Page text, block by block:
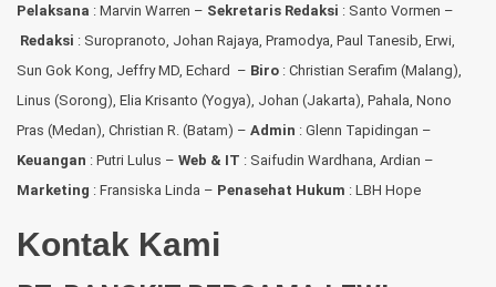
Pelaksana : Marvin Warren – Sekretaris Redaksi : Santo Vormen –
Redaksi : Suropranoto, Johan Rajaya, Pramodya, Paul Tanesib, Erwi,
Sun Gok Kong, Jeffry MD, Echard – Biro : Christian Serafim (Malang),
Linus (Sorong), Elia Krisanto (Yogya), Johan (Jakarta), Pahala, Nono
Pras (Medan), Christian R. (Batam) – Admin : Glenn Tapidingan –
Keuangan : Putri Lulus – Web & IT : Saifudin Wardhana, Ardian –
Marketing : Fransiska Linda – Penasehat Hukum : LBH Hope
Kontak Kami